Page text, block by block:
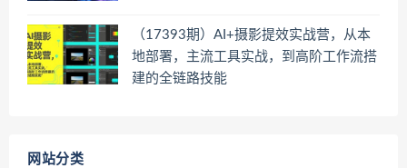
（17393期）AI+摄影提效实战营，从本
地部署，主流工具实战，到高阶工作流搭
建的全链路技能
网站分类